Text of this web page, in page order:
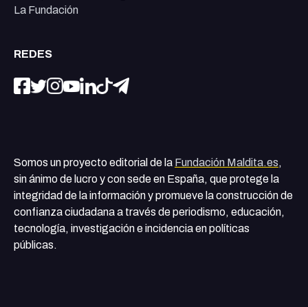
La Fundación
REDES
Somos un proyecto editorial de la Fundación Maldita.es,
sin ánimo de lucro y con sede en España, que protege la
integridad de la información y promueve la construcción de
confianza ciudadana a través de periodismo, educación,
tecnología, investigación e incidencia en políticas
públicas.